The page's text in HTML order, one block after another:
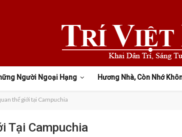
Người Ngoại Hạng Hương Nhà, Còn Nhớ
thế giới tại Campuchia
Tại Campuchia